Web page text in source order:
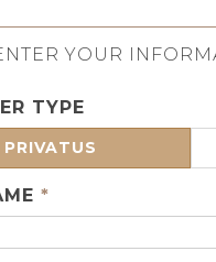
YOUR
TYPE
PRIVATUS
*